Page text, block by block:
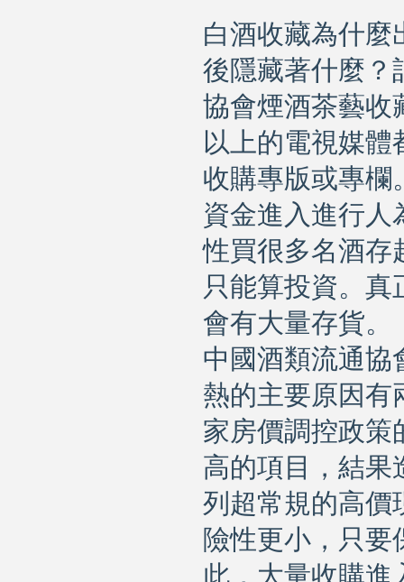
白酒收藏為什麼
後隱藏著什麼？
協會煙酒茶藝收
以上的電視媒
收購專版或專欄
資金進入進行人
性買很多名酒存
只能算投資。
會有大量存貨。
中國酒類流通協
熱的主要原因有
家房價調控政策
高的項目，結果
列超常規的高價
險性更小，只要
此，大量收購進